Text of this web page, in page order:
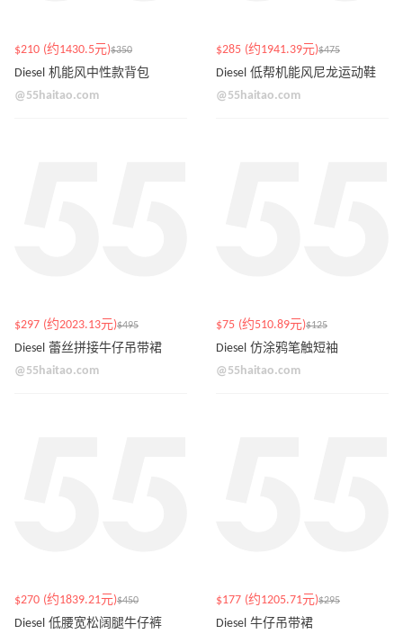
$210 (约1430.5元)$350
Diesel 机能风中性款背包
@55haitao.com
$285 (约1941.39元)$475
Diesel 低帮机能风尼龙运动鞋
@55haitao.com
$297 (约2023.13元)$495
Diesel 蕾丝拼接牛仔吊带裙
@55haitao.com
$75 (约510.89元)$125
Diesel 仿涂鸦笔触短袖
@55haitao.com
$270 (约1839.21元)$450
Diesel 低腰宽松阔腿牛仔裤
$177 (约1205.71元)$295
Diesel 牛仔吊带裙